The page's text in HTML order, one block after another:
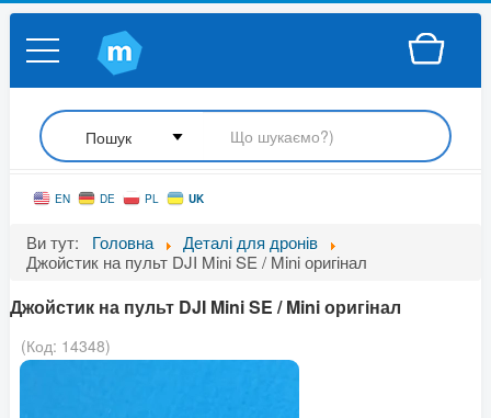
EN DE PL UK
Ви тут: Головна
Деталі для дронів
Джойстик на пульт DJI Mini SE / Mini оригінал
Джойстик на пульт DJI Mini SE / Mini оригінал
(Код: 14348)